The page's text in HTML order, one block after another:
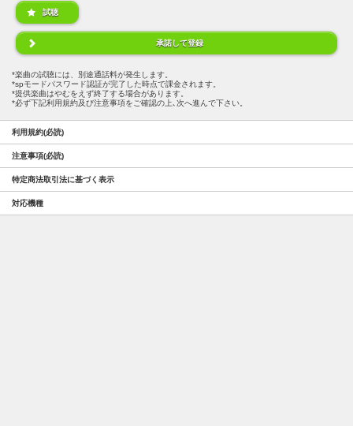
試聴
承諾して登録
楽曲の試聴には、別途通話料が発生します。
spモードパスワード認証が完了した時点で課金されます。
提供楽曲はやむをえず終了する場合があります。
必ず下記利用規約及び注意事項をご確認の上､次へ進んで下さい。
利用規約(必読)
注意事項(必読)
特定商法取引法に基づく表示
対応機種